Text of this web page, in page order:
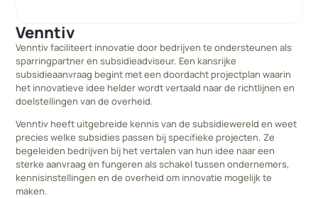
Venntiv
Venntiv faciliteert innovatie door bedrijven te ondersteunen als
sparringpartner en subsidieadviseur. Een kansrijke
subsidieaanvraag begint met een doordacht projectplan waarin
het innovatieve idee helder wordt vertaald naar de richtlijnen en
doelstellingen van de overheid.
Venntiv heeft uitgebreide kennis van de subsidiewereld en weet
precies welke subsidies passen bij specifieke projecten. Ze
begeleiden bedrijven bij het vertalen van hun idee naar een
sterke aanvraag en fungeren als schakel tussen ondernemers,
kennisinstellingen en de overheid om innovatie mogelijk te
maken.